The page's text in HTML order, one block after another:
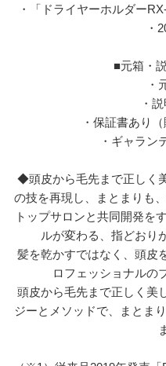
・「ドライヤーホルダー
・
■元箱・
・
・
・保証書あり
・ギャラン
◆頭皮から毛先まで正しく
の技を再現し、まとまりも
トップサロンと共同開発を
ルが変わる、指どおり
髪を乾かすではなく、頭皮
ロフェッショナルの
頭皮から毛先まで正しく美
ジーとメソッドで、まとま